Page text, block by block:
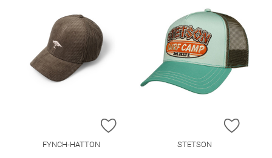
ZUR WUNSCHLISTE HINZUFÜGEN
FYNCH-HATTON
ZUR
STETSON